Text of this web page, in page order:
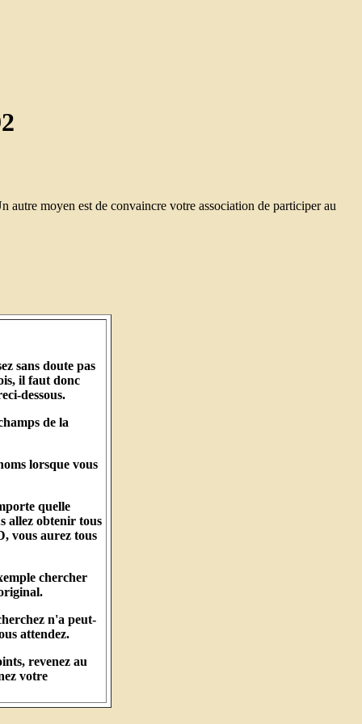
autre moyen est de convaincre votre association de participer au
sans doute pas
il faut donc
dessous.
de la
lorsque vous
quelle
allez obtenir tous
vous aurez tous
chercher
n'a peut-
attendez.
revenez au
votre